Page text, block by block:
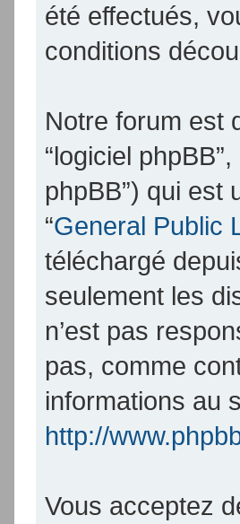
été effectués,
conditions
Notre forum est
“logiciel
phpBB”) qui est
“General Public
téléchargé
seulement les
n’est pas
pas, comme
informations au
http://
Vous acceptez